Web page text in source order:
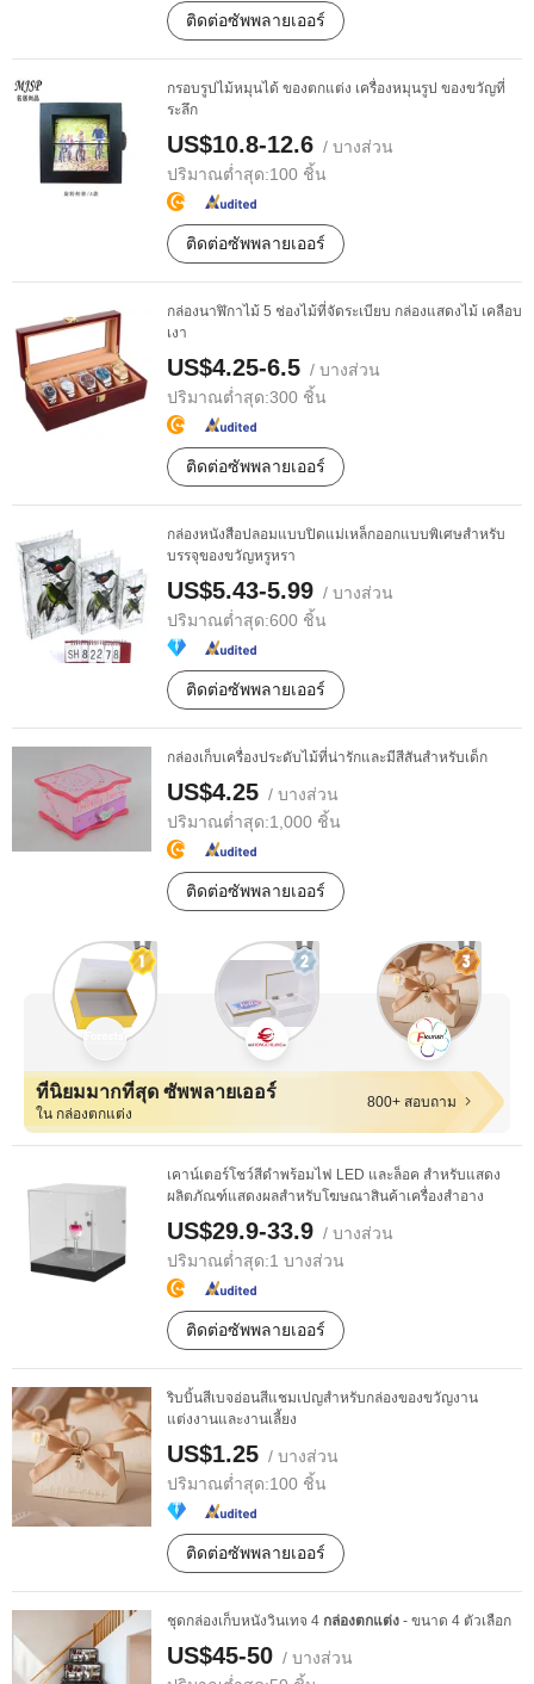
ติดต่อซัพพลายเออร์
กรอบรูปไม้หมุนได้ ของตกแต่ง เครื่องหมุนรูป ของขวัญที่
ระลึก
US$10.8-12.6 / บางส่วน
ปริมาณต่ำสุด:100 ชิ้น
ติดต่อซัพพลายเออร์
กล่องนาฬิกาไม้ 5 ช่องไม้ที่จัดระเบียบ กล่องแสดงไม้ เคลือบ
เงา
US$4.25-6.5 / บางส่วน
ปริมาณต่ำสุด:300 ชิ้น
ติดต่อซัพพลายเออร์
กล่องหนังสือปลอมแบบปิดแม่เหล็กออกแบบพิเศษสำหรับ
บรรจุของขวัญหรูหรา
US$5.43-5.99 / บางส่วน
ปริมาณต่ำสุด:600 ชิ้น
ติดต่อซัพพลายเออร์
กล่องเก็บเครื่องประดับไม้ที่น่ารักและมีสีสันสำหรับเด็ก
US$4.25 / บางส่วน
ปริมาณต่ำสุด:1,000 ชิ้น
ติดต่อซัพพลายเออร์
ที่นิยมมากที่สุด ซัพพลายเออร์
ใน กล่องตกแต่ง
800+ สอบถาม
เคาน์เตอร์โชว์สีดำพร้อมไฟ LED และล็อค สำหรับแสดง
ผลิตภัณฑ์แสดงผลสำหรับโฆษณาสินค้าเครื่องสำอาง
US$29.9-33.9 / บางส่วน
ปริมาณต่ำสุด:1 บางส่วน
ติดต่อซัพพลายเออร์
ริบบิ้นสีเบจอ่อนสีแชมเปญสำหรับกล่องของขวัญงาน
แต่งงานและงานเลี้ยง
US$1.25 / บางส่วน
ปริมาณต่ำสุด:100 ชิ้น
ติดต่อซัพพลายเออร์
ชุดกล่องเก็บหนังวินเทจ 4 กล่องตกแต่ง - ขนาด 4 ตัวเลือก
US$45-50 / บางส่วน